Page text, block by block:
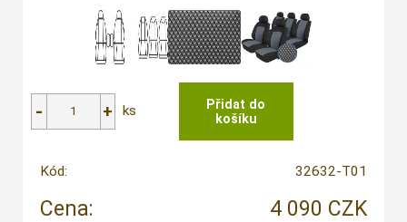
ks
Kód: 32632-T01
Cena: 4 090 CZK